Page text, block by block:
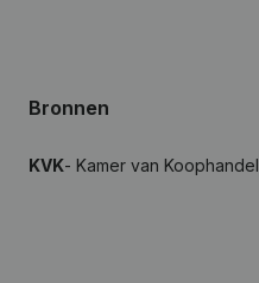
Bronnen
KVK- Kamer van Koophandel